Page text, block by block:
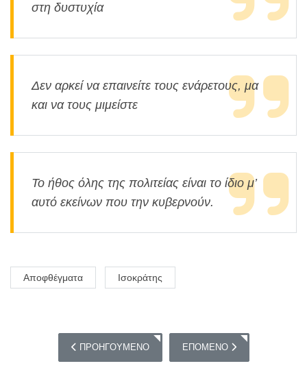
στη δυστυχία
Δεν αρκεί να επαινείτε τους ενάρετους, μα
και να τους μιμείστε
Το ήθος όλης της πολιτείας είναι το ίδιο μ’
αυτό εκείνων που την κυβερνούν.
Αποφθέγματα Ισοκράτης
ΠΡΟΗΓΟΎΜΕΝΟ ΆΡΘΡΟ: ΤΑ ΑΠΟΦΘΈΓΜΑΤΑ ΤΟΥ
ΠΡΟΗΓΟΎΜΕΝΟ ΕΠΌΜΕΝΟ ΆΡΘΡΟ: ΤΑ
ΕΠΌΜΕΝΟ